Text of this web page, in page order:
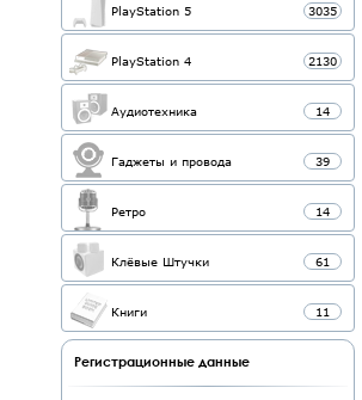
PlayStation 5 3035
PlayStation 4 2130
Аудиотехника 14
Гаджеты и провода 39
Ретро 14
Клёвые Штучки 61
Книги 11
Регистрационные данные